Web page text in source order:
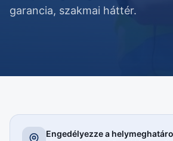
garancia, szakmai háttér.
Engedélyezze a